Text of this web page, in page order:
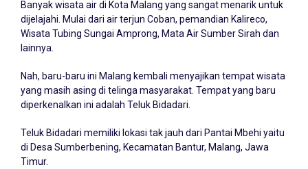
Banyak wisata air di Kota Malang yang sangat menarik untuk
dijelajahi. Mulai dari air terjun Coban, pemandian Kalireco,
Wisata Tubing Sungai Amprong, Mata Air Sumber Sirah dan
lainnya.
Nah, baru-baru ini Malang kembali menyajikan tempat wisata
yang masih asing di telinga masyarakat. Tempat yang baru
diperkenalkan ini adalah Teluk Bidadari.
Teluk Bidadari memiliki lokasi tak jauh dari Pantai Mbehi yaitu
di Desa Sumberbening, Kecamatan Bantur, Malang, Jawa
Timur.